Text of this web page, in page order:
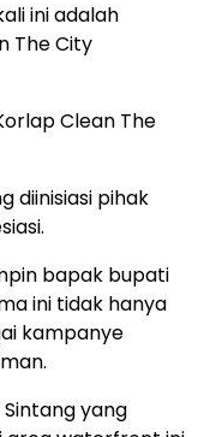
ini adalah
The City
Clean The
diinisiasi pihak
bapak bupati
ini tidak hanya
kampanye
yang